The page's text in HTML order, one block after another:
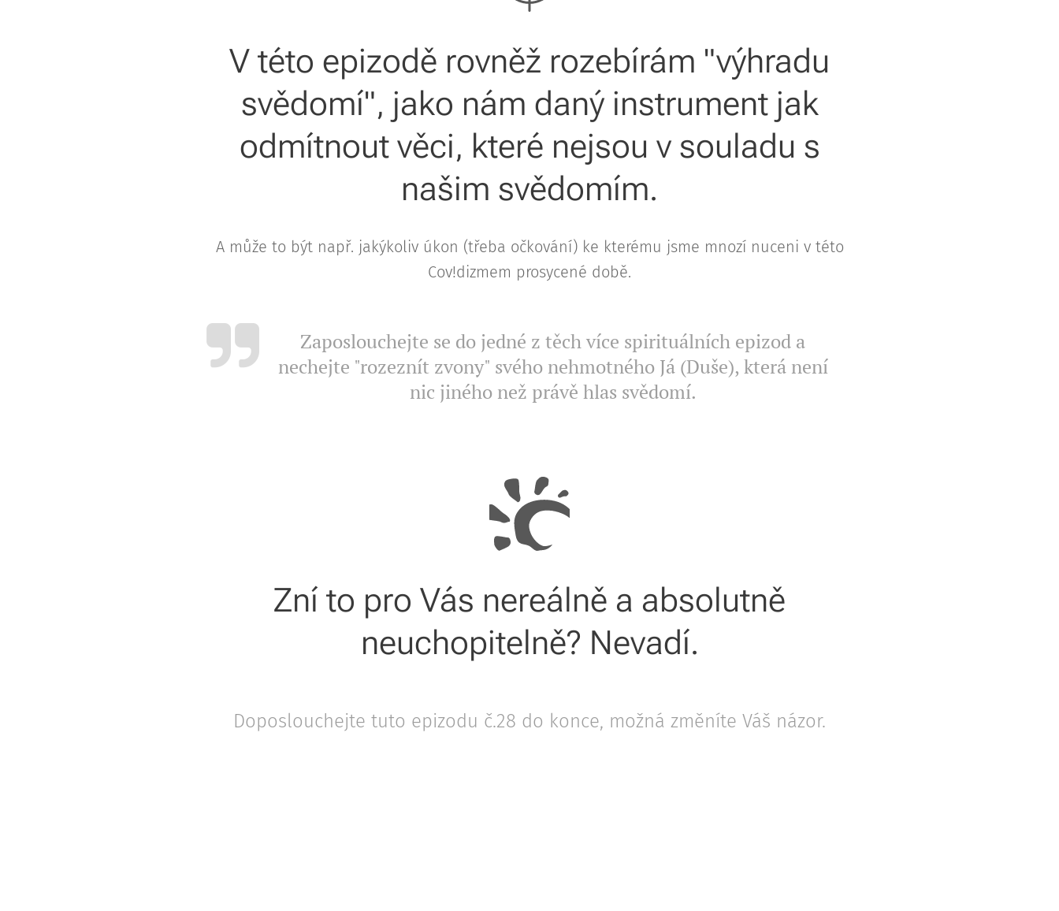
V této epizodě rovněž rozebírám "výhradu
svědomí", jako nám daný instrument jak
odmítnout věci, které nejsou v souladu s
našim svědomím.
A může to být např. jakýkoliv úkon (třeba očkování) ke kterému jsme mnozí nuceni v této
Cov!dizmem prosycené době.
Zaposlouchejte se do jedné z těch více spirituálních epizod a
nechejte "rozeznít zvony" svého nehmotného Já (Duše), která není
nic jiného než právě hlas svědomí.
Zní to pro Vás nereálně a absolutně
neuchopitelně? Nevadí.
Doposlouchejte tuto epizodu č.28 do konce, možná změníte Váš názor.